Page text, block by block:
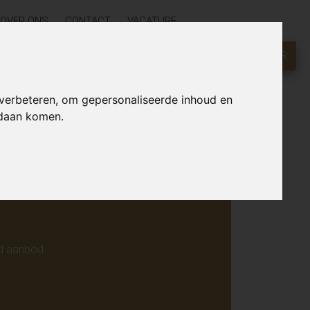
om gepersonaliseerde inhoud en
komen.
OVER ONS CONTACT VACATURE
KLIK HIER
online.
aanbod.